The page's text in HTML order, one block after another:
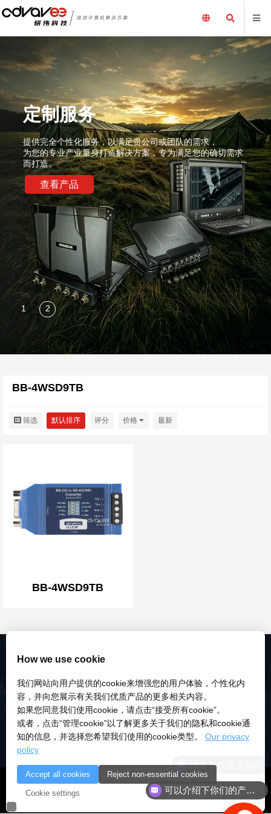
定制服务
提供完全个性化服务，以满足贵公司或团队的需求，
为您的专业产业量身打造解决方案，专为满足您的确切需求
而打造。
查看产品
BB-4WSD9TB
筛选 默认排序 评分 价格 最新
BB-4WSD9TB
© 2018-2026 深圳市研伟科技有限公司 版权所有 |粤ICP备
18028922号-3
粤公安备：10000
How we use cookie
我们网站向用户提供的cookie来增强您的用户体验，个性化内
容，并向您展示有关我们优质产品的更多相关内容。
如果您同意我们使用cookie，请点击“接受所有cookie”。
或者，点击“管理cookie”以了解更多关于我们的隐私和cookie通
知的信息，并选择您希望我们使用的cookie类型。 Our privacy
policy
Accept all cookies Reject non-essential cookies
Cookie settings 可以介绍下你们的产品么
现在有优惠活动吗